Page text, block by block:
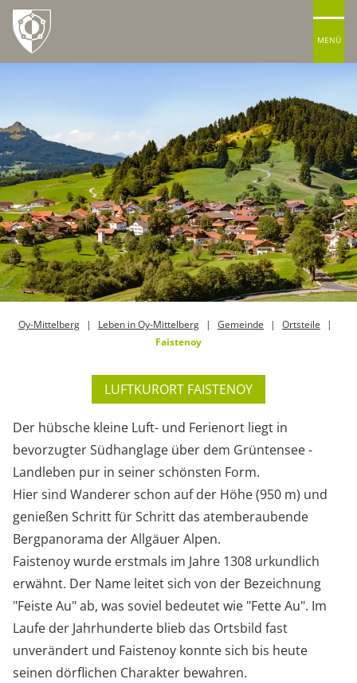
MENÜ
Oy-Mittelberg Leben in Oy-Mittelberg Gemeinde
Ortsteile
Faistenoy
LUFTKURORT FAISTENOY
Der hübsche kleine Luft- und Ferienort liegt in
bevorzugter Südhanglage über dem Grüntensee -
Landleben pur in seiner schönsten Form.
Hier sind Wanderer schon auf der Höhe (950 m) und
genießen Schritt für Schritt das atemberaubende
Bergpanorama der Allgäuer Alpen.
Faistenoy wurde erstmals im Jahre 1308 urkundlich
erwähnt. Der Name leitet sich von der Bezeichnung
"Feiste Au" ab, was soviel bedeutet wie "Fette Au". Im
Laufe der Jahrhunderte blieb das Ortsbild fast
unverändert und Faistenoy konnte sich bis heute
seinen dörflichen Charakter bewahren.